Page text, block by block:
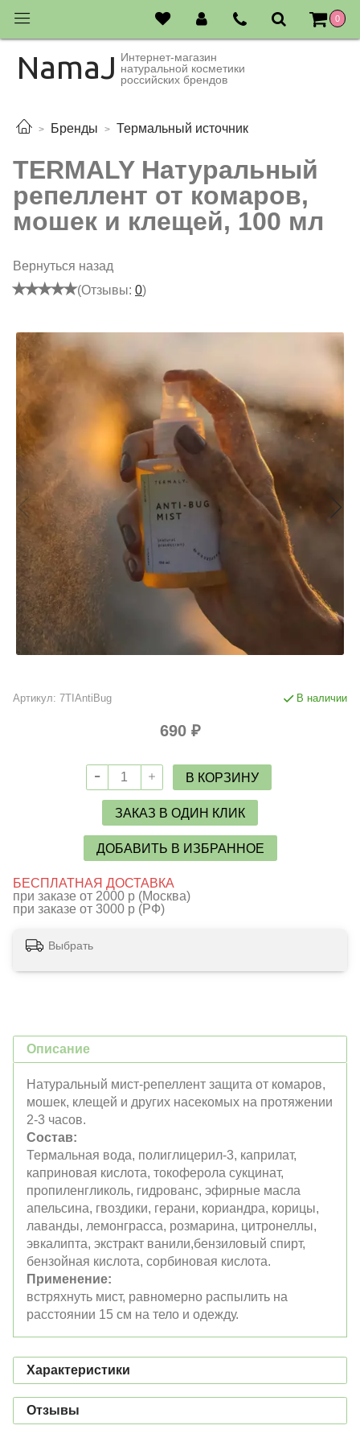
0
NamaJ Интернет-магазин
натуральной косметики
российских брендов
Бренды Термальный источник
TERMALY Натуральный
репеллент от комаров,
мошек и клещей, 100 мл
Вернуться назад
(Отзывы: 0)
Артикул: 7TIAntiBug В наличии
690 ₽
В КОРЗИНУ
ЗАКАЗ В ОДИН КЛИК
ДОБАВИТЬ В ИЗБРАННОЕ
БЕСПЛАТНАЯ ДОСТАВКА
при заказе от 2000 р (Москва)
при заказе от 3000 р (РФ)
Выбрать
Описание
Натуральный мист-репеллент защита от комаров,
мошек, клещей и других насекомых на протяжении
2-3 часов.
Состав:
Термальная вода, полиглицерил-3, каприлат,
каприновая кислота, токоферола сукцинат,
пропиленгликоль, гидрованс, эфирные масла
апельсина, гвоздики, герани, кориандра, корицы,
лаванды, лемонграсса, розмарина, цитронеллы,
эвкалипта, экстракт ванили,бензиловый спирт,
бензойная кислота, сорбиновая кислота.
Применение:
встряхнуть мист, равномерно распылить на
расстоянии 15 см на тело и одежду.
Характеристики
Отзывы